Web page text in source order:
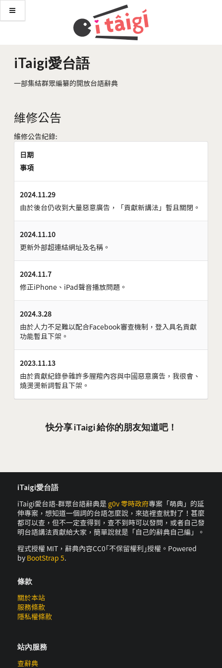
iTaigi愛台語
一部集結群眾編纂的開放台語辭典
維修公告
維修公告紀錄:
日期
事項
2024.11.29
由於後台仍收到大量惡意廣告，「貢獻新講法」暫且關閉。
2024.11.10
更新外部超連結網址及名稱。
2024.11.7
修正iPhone、iPad聲音播放問題。
2024.3.28
由於人力不足難以配合Facebook審查機制，登入具名貢獻
功能暫且下架。
2023.11.13
由於貢獻紀錄參雜許多腥羶內容與中國惡意廣告，我很會、
燒燙燙新詞暫且下架。
快分享 iTaigi 給你的朋友知道吧！
iTaigi愛台語
iTaigi愛台語-群眾台語辭典是 g0v 零時政府專案「萌典」的延
伸專案，想知道一個詞的台語怎麼說，來這裡查就對了！甚麼
都可以查，但不一定查得到，查不到時可以發問，或者自己發
明台語講法貢獻給大家，簡單說就是「自己的辭典自己編」。
程式授權 MIT，辭典內容CC0｢不保留權利｣授權。Powered
by BootStrap 5.
條款
關於本站
服務條款
隱私權條款
站內服務
查辭典